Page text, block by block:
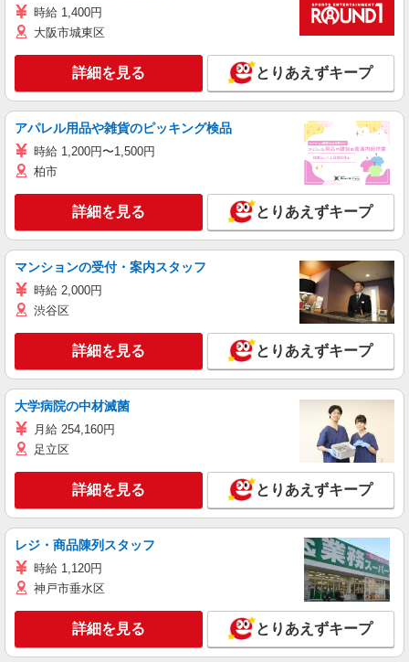
時給 1,400円
大阪市城東区
詳細を見る とりあえずキープ
アパレル用品や雑貨のピッキング検品
時給 1,200円〜1,500円
柏市
詳細を見る とりあえずキープ
マンションの受付・案内スタッフ
時給 2,000円
渋谷区
詳細を見る とりあえずキープ
大学病院の中材滅菌
月給 254,160円
足立区
詳細を見る とりあえずキープ
レジ・商品陳列スタッフ
時給 1,120円
神戸市垂水区
詳細を見る とりあえずキープ